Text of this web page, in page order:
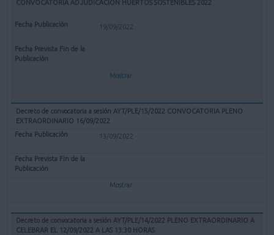
CONVOCATORIA ADJUDICACIÓN HUERTOS SOSTENIBLES 2022
19/09/2022
Mostrar
Decreto de convocatoria a sesión AYT/PLE/15/2022 CONVOCATORIA PLENO
EXTRAORDINARIO 16/09/2022
13/09/2022
Mostrar
Decreto de convocatoria a sesión AYT/PLE/14/2022 PLENO EXTRAORDINARIO A
CELEBRAR EL 12/09/2022 A LAS 13:30 HORAS